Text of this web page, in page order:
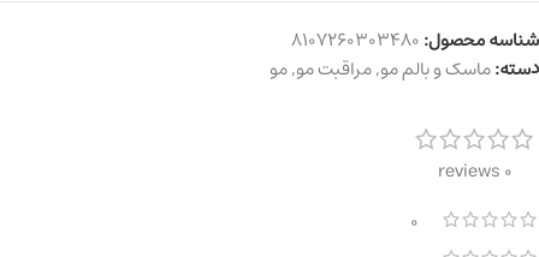
شناسه محصول:8107260303480
دسته:ماسک و بالم مو,مراقبت مو,مو
0 reviews
0